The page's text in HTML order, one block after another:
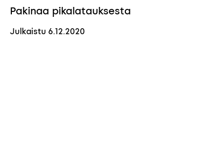
Pakinaa pikalatauksesta
Julkaistu 6.12.2020